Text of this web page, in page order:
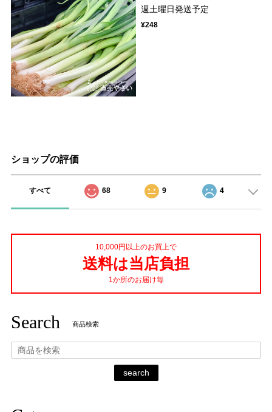
週土曜日発送予定
¥248
ショップの評価
すべて 68 9 4
10,000円以上のお買上で
送料は当店負担
1か所のお届け毎
Search 商品検索
search